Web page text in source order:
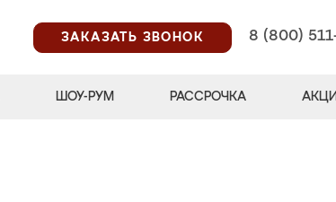
ЗАКАЗАТЬ ЗВОНОК
8 (800)
ШОУ-РУМ РАССРОЧКА